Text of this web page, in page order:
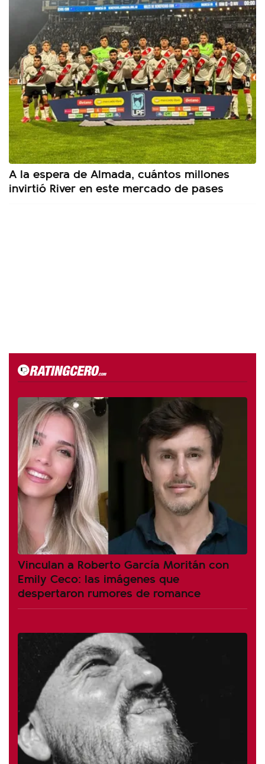
A la espera de Almada, cuántos millones
invirtió River en este mercado de pases
Vinculan a Roberto García Moritán con
Emily Ceco: las imágenes que
despertaron rumores de romance